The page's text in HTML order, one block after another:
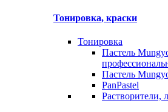
Тонировка, краски
Тонировка
Пастель
Пастель
PanPastel
Растворители,